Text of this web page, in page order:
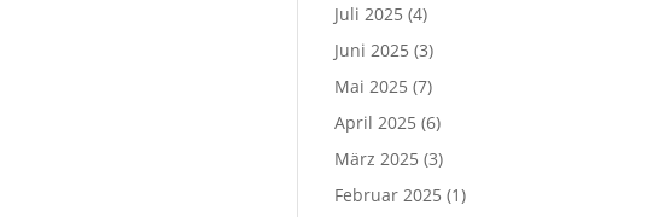
Juli 2025 (4)
Juni 2025 (3)
Mai 2025 (7)
April 2025 (6)
März 2025 (3)
Februar 2025 (1)